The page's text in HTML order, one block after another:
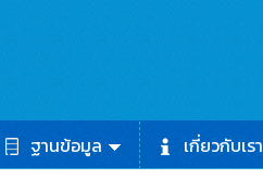
ฐานข้อมูล เกี่ยวกับเรา